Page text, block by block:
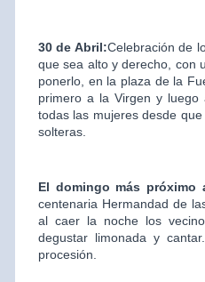
30 de Abril:Celebración de
que sea alto y derecho, con
ponerlo, en la plaza de la
primero a la Virgen y luego
todas las mujeres desde
solteras.
El domingo más
centenaria Hermandad de
al caer la noche los
degustar limonada y
procesión.